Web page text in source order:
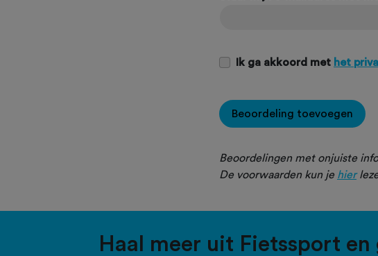
Ik ga akkoord met het
Beoordeling toevoegen
Beoordelingen met onjuiste
De voorwaarden kun je hier
Haal meer uit Fietssport